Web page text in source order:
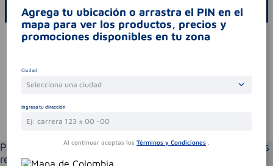
ESCRIBE UN COMENTARIO
Por favor, inicie sesión para escribir un comentario
Te puede interesar
Por favor selecciona tu ubicación y verás los productos
recomendados según la cobertura de entrega
Agrega tu ubicación o arrastra el PIN en el
mapa para ver los productos, precios y
promociones disponibles en tu zona
Ciudad
Selecciona una ciudad
Ingresa tu dirección
Al continuar aceptas los Términos y Condiciones .